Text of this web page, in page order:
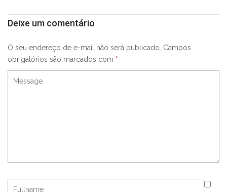
Deixe um comentário
O seu endereço de e-mail não será publicado. Campos
obrigatórios são marcados com *